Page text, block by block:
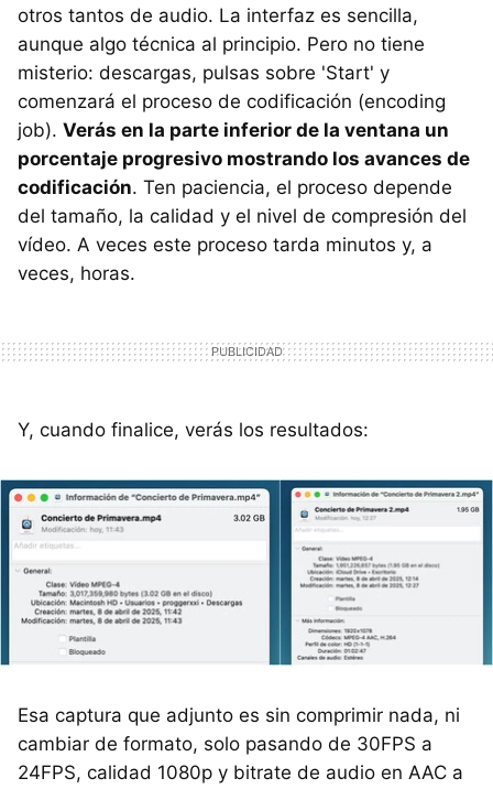
otros tantos de audio. La interfaz es sencilla,
aunque algo técnica al principio. Pero no tiene
misterio: descargas, pulsas sobre 'Start' y
comenzará el proceso de codificación (encoding
job). Verás en la parte inferior de la ventana un
porcentaje progresivo mostrando los avances de
codificación. Ten paciencia, el proceso depende
del tamaño, la calidad y el nivel de compresión del
vídeo. A veces este proceso tarda minutos y, a
veces, horas.
Y, cuando finalice, verás los resultados:
Esa captura que adjunto es sin comprimir nada, ni
cambiar de formato, solo pasando de 30FPS a
24FPS, calidad 1080p y bitrate de audio en AAC a